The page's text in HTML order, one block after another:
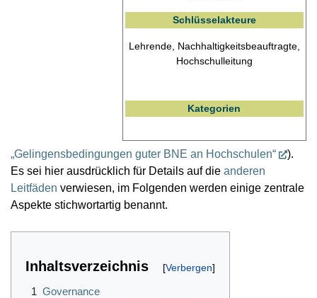
Schlüsselakteure
Lehrende, Nachhaltigkeitsbeauftragte,
Hochschulleitung
Kategorien
„Gelingensbedingungen guter BNE an Hochschulen“
).
Es sei hier ausdrücklich für Details auf die anderen
Leitfäden verwiesen, im Folgenden werden einige zentrale
Aspekte stichwortartig benannt.
Inhaltsverzeichnis
1 Governance